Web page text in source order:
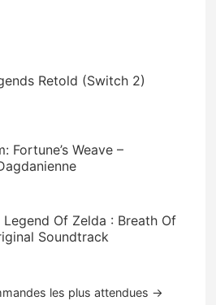
Retold (Switch 2)
Fortune’s Weave –
Legend Of Zelda : Breath Of
Soundtrack
les plus attendues →